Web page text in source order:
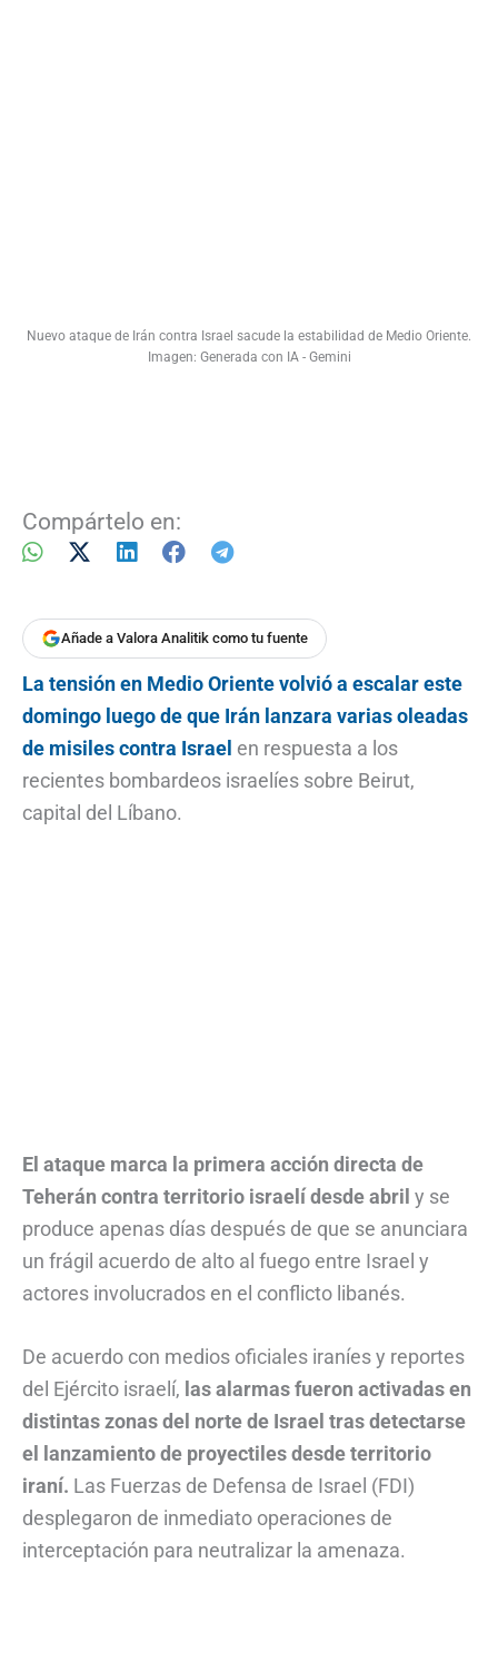
Nuevo ataque de Irán contra Israel sacude la estabilidad de Medio Oriente.
Imagen: Generada con IA - Gemini
Compártelo en:
Añade a Valora Analitik como tu fuente
La tensión en Medio Oriente volvió a escalar este
domingo luego de que Irán lanzara varias oleadas
de misiles contra Israel en respuesta a los
recientes bombardeos israelíes sobre Beirut,
capital del Líbano.
El ataque marca la primera acción directa de
Teherán contra territorio israelí desde abril y se
produce apenas días después de que se anunciara
un frágil acuerdo de alto al fuego entre Israel y
actores involucrados en el conflicto libanés.
De acuerdo con medios oficiales iraníes y reportes
del Ejército israelí, las alarmas fueron activadas en
distintas zonas del norte de Israel tras detectarse
el lanzamiento de proyectiles desde territorio
iraní. Las Fuerzas de Defensa de Israel (FDI)
desplegaron de inmediato operaciones de
interceptación para neutralizar la amenaza.